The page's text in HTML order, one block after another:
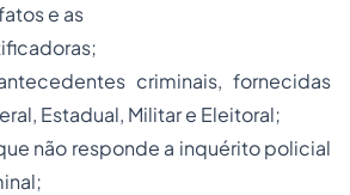
e as
criminais, fornecidas
Estadual, Militar e Eleitoral;
não responde a inquérito policial